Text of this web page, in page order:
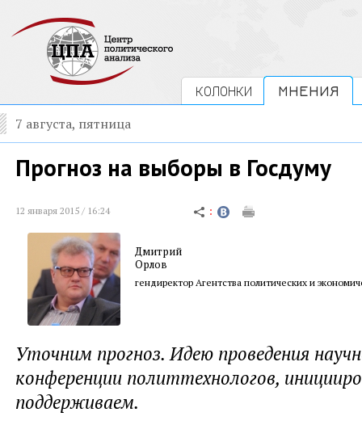
КОЛОНКИ МНЕНИЯ
7 августа, пятница
Прогноз на выборы в Госдуму
12 января 2015 / 16:24
Дмитрий
Орлов
гендиректор Агентства политических и
Уточним прогноз. Идею проведения
конференции политтехнологов,
поддерживаем.